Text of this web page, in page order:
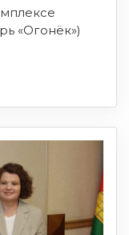
«Огонёк»)